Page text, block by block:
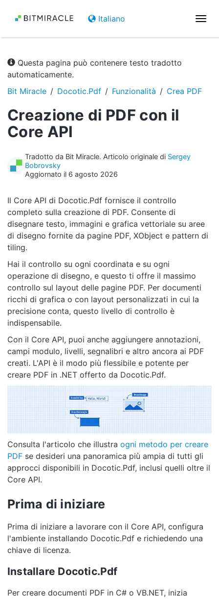
Italiano
Questa pagina può contenere testo tradotto
automaticamente.
Bit Miracle
Docotic.Pdf Funzionalità Crea PDF
Creazione di PDF con il
Core API
Tradotto da Bit Miracle. Articolo originale di Sergey
Bobrovsky
Aggiornato il 6 agosto 2026
Il Core API di Docotic.Pdf fornisce il controllo
completo sulla creazione di PDF. Consente di
disegnare testo, immagini e grafica vettoriale su aree
di disegno fornite da pagine PDF, XObject e pattern di
tiling.
Hai il controllo su ogni coordinata e su ogni
operazione di disegno, e questo ti offre il massimo
controllo sul layout delle pagine PDF. Per documenti
ricchi di grafica o con layout personalizzati in cui la
precisione conta, questo livello di controllo è
indispensabile.
Con il Core API, puoi anche aggiungere annotazioni,
campi modulo, livelli, segnalibri e altro ancora ai PDF
creati. L'API è il modo più flessibile e potente per
creare PDF in .NET offerto da Docotic.Pdf.
Consulta l'articolo che illustra ogni metodo per creare
PDF se desideri una panoramica più ampia di tutti gli
approcci disponibili in Docotic.Pdf, inclusi quelli oltre il
Core API.
Prima di iniziare
Prima di iniziare a lavorare con il Core API, configura
l'ambiente installando Docotic.Pdf e richiedendo una
chiave di licenza.
Installare Docotic.Pdf
Per creare documenti PDF in C# o VB.NET, inizia